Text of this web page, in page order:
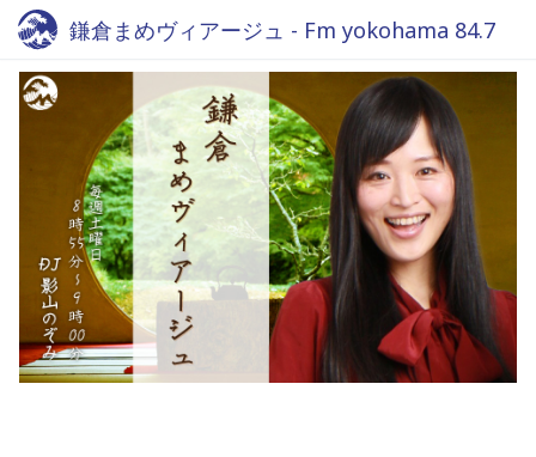
鎌倉まめヴィアージュ - Fm yokohama 84.7